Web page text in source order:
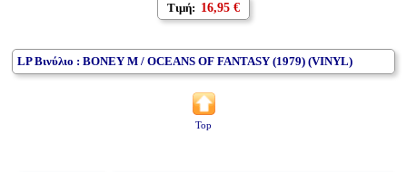
Τιμή: 16,95 €
LP Βινύλιο : BONEY M / OCEANS OF FANTASY (1979) (VINYL)
Top